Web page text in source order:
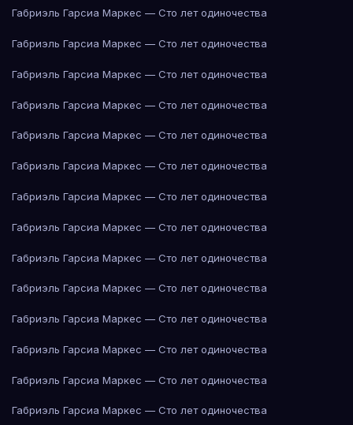
Габриэль Гарсиа Маркес — Сто лет одиночества
Габриэль Гарсиа Маркес — Сто лет одиночества
Габриэль Гарсиа Маркес — Сто лет одиночества
Габриэль Гарсиа Маркес — Сто лет одиночества
Габриэль Гарсиа Маркес — Сто лет одиночества
Габриэль Гарсиа Маркес — Сто лет одиночества
Габриэль Гарсиа Маркес — Сто лет одиночества
Габриэль Гарсиа Маркес — Сто лет одиночества
Габриэль Гарсиа Маркес — Сто лет одиночества
Габриэль Гарсиа Маркес — Сто лет одиночества
Габриэль Гарсиа Маркес — Сто лет одиночества
Габриэль Гарсиа Маркес — Сто лет одиночества
Габриэль Гарсиа Маркес — Сто лет одиночества
Габриэль Гарсиа Маркес — Сто лет одиночества